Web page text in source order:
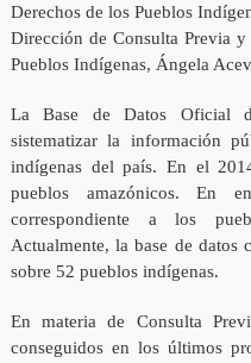
Derechos de los Pueblos
Dirección de Consulta Previa
Pueblos Indígenas, Ángela
La Base de Datos Oficial
sistematizar la información
indígenas del país. En el
pueblos amazónicos. En
correspondiente a los
Actualmente, la base de datos
sobre 52 pueblos indígenas.
En materia de Consulta
conseguidos en los últimos